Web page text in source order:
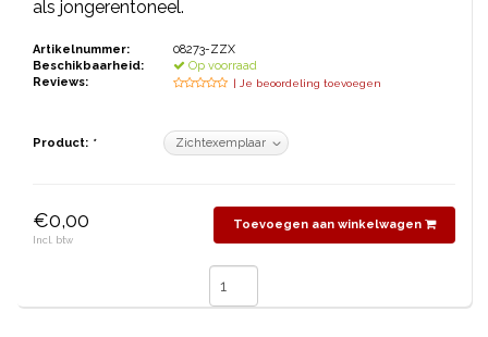
als jongerentoneel.
Artikelnummer:
08273-ZZX
Beschikbaarheid:
Op voorraad
Reviews:
| Je beoordeling toevoegen
Product: *
€0,00
Incl. btw
Toevoegen aan winkelwagen